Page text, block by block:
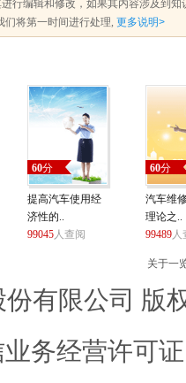
行编辑和修改，如果其内容涉及到
们将第一时间进行处理, 更多说明>
60分
提高汽车使用经
济性的..
99045人查阅
60分
汽车维
理论之..
99489人
关于一
有限公司 版
务经营许可